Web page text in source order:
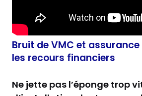
Bruit de VMC et
les recours financiers
Ne jette pas l’éponge trop